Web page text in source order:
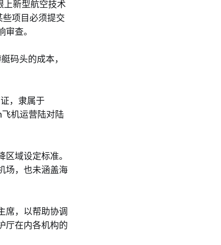
新型航空技术
项目必须提交
查。
码头的成本，
，隶属于
机运营陆对陆
域设定标准。
场，也未涵盖海
席，以帮助协调
厅在内各机构的